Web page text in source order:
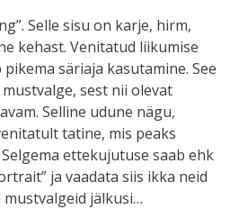
Selle sisu on karje, hirm,
kehast. Venitatud liikumise
säriaja kasutamine. See
sest nii olevat
Selline udune nägu,
tatine, mis peaks
ettekujutuse saab ehk
ja vaadata siis ikka neid
mustvalgeid jälkusi…